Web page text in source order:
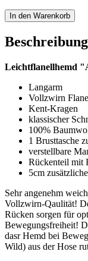
In den Warenkorb
Beschreibung
Leichtflanellhemd
Langarm
Vollzwirn
Kent-Kragen
klassischer
100%
1 Brusttasche
verstellbare
Rückenteil mit
5cm
Sehr angenehm
Vollzwirn-Qaulität!
Rücken sorgen für
Bewegungsfreiheit!
dasr Hemd bei
Wild) aus der Hose